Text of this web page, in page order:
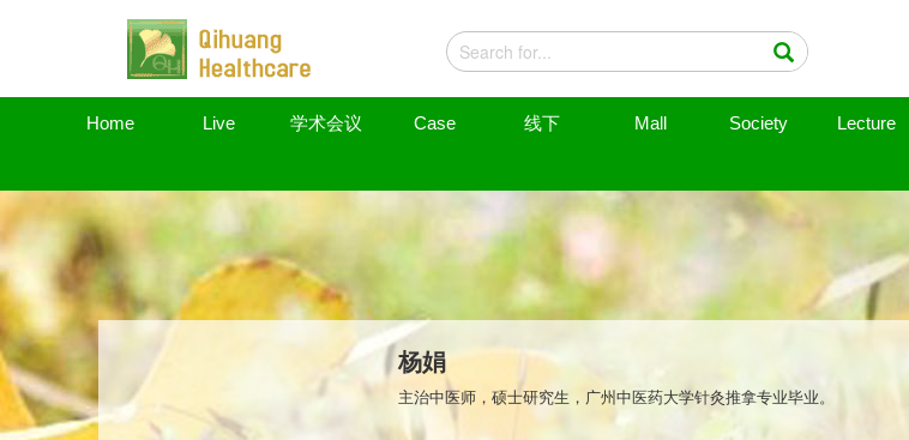
Home Live 学术会议 Case 线下 Mall Society Lecture
杨娟
主治中医师，硕士研究生，广州中医药大学针灸推拿专业毕业。